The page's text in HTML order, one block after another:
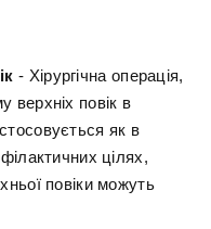
- Хірургічна операція,
верхніх повік в
як в
цілях,
повіки можуть